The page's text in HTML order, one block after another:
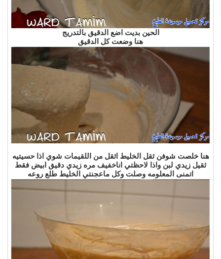
الحين بديت اضع الدقيق بالتدريج
هنا وضعت كل الدقيق
هنا خلصت شوفن ثقل الخليط اثقل من اللقيمات شوي اذا حسيتيه
ثقيل زيدي لبن واذا لاحظتي اناخفيف مره زيدي دقيق ابيض فقط
اتمنى المعلومه وصلت وكل ماعجنتي الخليط طلع روعه